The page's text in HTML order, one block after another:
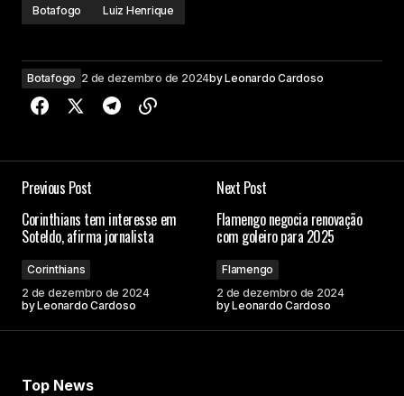
Botafogo Luiz Henrique
Botafogo 2 de dezembro de 2024byLeonardo Cardoso
Previous Post
Corinthians tem interesse em
Soteldo, afirma jornalista
Corinthians
2 de dezembro de 2024
byLeonardo Cardoso
Next Post
Flamengo negocia renovação
com goleiro para 2025
Flamengo
2 de dezembro de 2024
byLeonardo Cardoso
Top News